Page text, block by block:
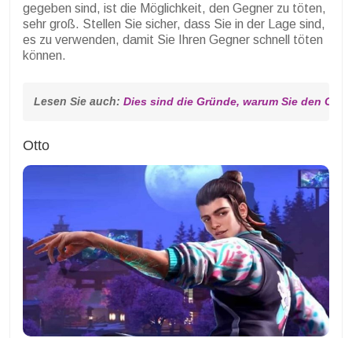
gegeben sind, ist die Möglichkeit, den Gegner zu töten,
sehr groß. Stellen Sie sicher, dass Sie in der Lage sind,
es zu verwenden, damit Sie Ihren Gegner schnell töten
können.
Lesen Sie auch: Dies sind die Gründe, warum Sie den
Otto